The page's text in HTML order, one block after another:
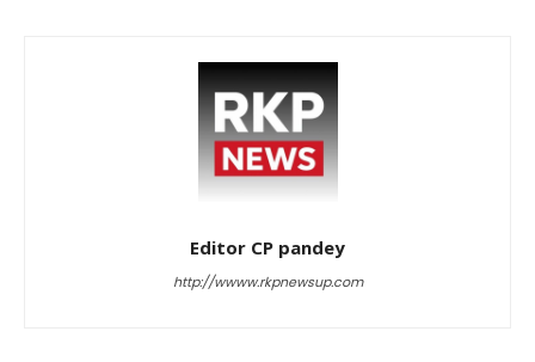
Editor CP pandey
http://wwww.rkpnewsup.com